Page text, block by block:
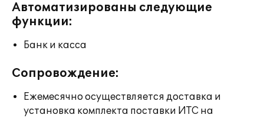
Автоматизированы следующие
функции:
Банк и касса
Сопровождение:
Ежемесячно осуществляется доставка и
установка комплекта поставки ИТС на